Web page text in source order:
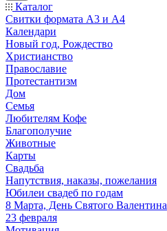
Каталог
Свитки формата А3 и А4
Календари
Новый год, Рождество
Христианство
Православие
Протестантизм
Дом
Семья
Любителям Кофе
Благополучие
Животные
Карты
Свадьба
Напутствия, наказы, пожелания
Юбилеи свадеб по годам
8 Марта, День Святого Валентина
23 февраля